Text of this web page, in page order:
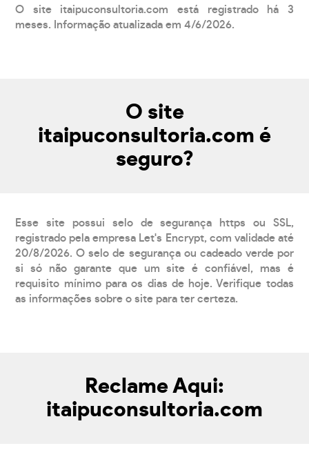
O site itaipuconsultoria.com está registrado há 3
meses. Informação atualizada em 4/6/2026.
O site
itaipuconsultoria.com é
seguro?
Esse site possui selo de segurança https ou SSL,
registrado pela empresa Let's Encrypt, com validade até
20/8/2026. O selo de segurança ou cadeado verde por
si só não garante que um site é confiável, mas é
requisito mínimo para os dias de hoje. Verifique todas
as informações sobre o site para ter certeza.
Reclame Aqui:
itaipuconsultoria.com